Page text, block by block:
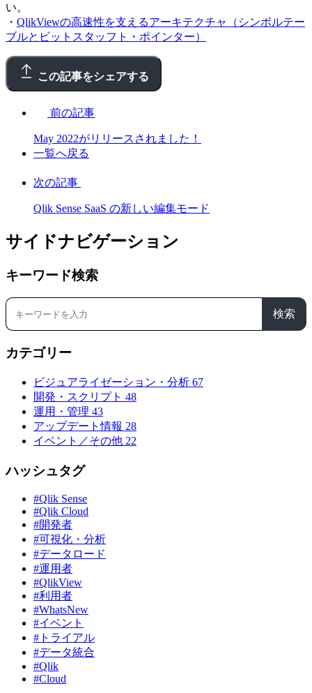
い。
・ QlikViewの高速性を支えるアーキテクチャ（シンボルテー
ブルとビットスタッフト・ポインター）
この記事をシェアする
前の記事
May 2022がリリースされました！
一覧へ戻る
次の記事
Qlik Sense SaaS の新しい編集モード
サイドナビゲーション
キーワード検索
検索
カテゴリー
ビジュアライゼーション・分析 67
開発・スクリプト 48
運用・管理 43
アップデート情報 28
イベント／その他 22
ハッシュタグ
#Qlik Sense
#Qlik Cloud
#開発者
#可視化・分析
#データロード
#運用者
#QlikView
#利用者
#WhatsNew
#イベント
#トライアル
#データ統合
#Qlik
#Cloud